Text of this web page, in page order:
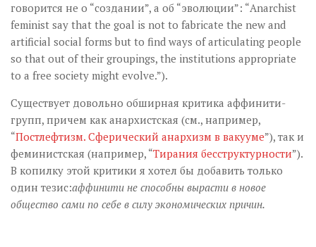
говорится не о “создании”, а об “эволюции”: “Anarchist
feminist say that the goal is not to fabricate the new and
artificial social forms but to find ways of articulating people
so that out of their groupings, the institutions appropriate
to a free society might evolve.”).
Существует довольно обширная критика аффинити-
групп, причем как анархистская (см., например,
“Постлефтизм. Сферический анархизм в вакууме”), так и
феминистская (например, “Тирания бесструктурности”).
В копилку этой критики я хотел бы добавить только
один тезис:аффинити не способны вырасти в новое
общество сами по себе в силу экономических причин.